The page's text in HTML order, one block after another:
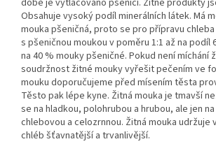
době je vytlačováno pšenicí. Žitné produkty
Obsahuje vysoký podíl minerálních látek. Má
mouka pšeničná, proto se pro přípravu
s pšeničnou moukou v poměru 1:1 až na podíl
na 40 % mouky pšeničné. Pokud není míchání
soudržnost žitné mouky vyřešit pečením ve
mouku doporučujeme před mísením těsta
Těsto pak lépe kyne. Žitná mouka je tmavší
se na hladkou, polohrubou a hrubou, ale jen
chlebovou a celozrnnou. Žitná mouka udržuje
chléb šťavnatější a trvanlivější.